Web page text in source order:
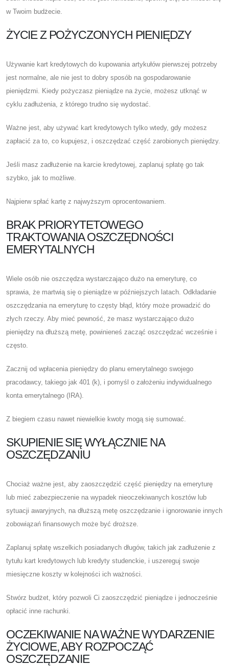
w Twoim budżecie.
ŻYCIE Z POŻYCZONYCH PIENIĘDZY
Używanie kart kredytowych do kupowania artykułów pierwszej potrzeby
jest normalne, ale nie jest to dobry sposób na gospodarowanie
pieniędzmi. Kiedy pożyczasz pieniądze na życie, możesz utknąć w
cyklu zadłużenia, z którego trudno się wydostać.
Ważne jest, aby używać kart kredytowych tylko wtedy, gdy możesz
zapłacić za to, co kupujesz, i oszczędzać część zarobionych pieniędzy.
Jeśli masz zadłużenie na karcie kredytowej, zaplanuj spłatę go tak
szybko, jak to możliwe.
Najpierw spłać kartę z najwyższym oprocentowaniem.
BRAK PRIORYTETOWEGO
TRAKTOWANIA OSZCZĘDNOŚCI
EMERYTALNYCH
Wiele osób nie oszczędza wystarczająco dużo na emeryturę, co
sprawia, że ​​martwią się o pieniądze w późniejszych latach. Odkładanie
oszczędzania na emeryturę to częsty błąd, który może prowadzić do
złych rzeczy. Aby mieć pewność, że masz wystarczająco dużo
pieniędzy na dłuższą metę, powinieneś zacząć oszczędzać wcześnie i
często.
Zacznij od wpłacenia pieniędzy do planu emerytalnego swojego
pracodawcy, takiego jak 401 (k), i pomyśl o założeniu indywidualnego
konta emerytalnego (IRA).
Z biegiem czasu nawet niewielkie kwoty mogą się sumować.
SKUPIENIE SIĘ WYŁĄCZNIE NA
OSZCZĘDZANIU
Chociaż ważne jest, aby zaoszczędzić część pieniędzy na emeryturę
lub mieć zabezpieczenie na wypadek nieoczekiwanych kosztów lub
sytuacji awaryjnych, na dłuższą metę oszczędzanie i ignorowanie innych
zobowiązań finansowych może być droższe.
Zaplanuj spłatę wszelkich posiadanych długów, takich jak zadłużenie z
tytułu kart kredytowych lub kredyty studenckie, i uszereguj swoje
miesięczne koszty w kolejności ich ważności.
Stwórz budżet, który pozwoli Ci zaoszczędzić pieniądze i jednocześnie
opłacić inne rachunki.
OCZEKIWANIE NA WAŻNE WYDARZENIE
ŻYCIOWE, ABY ROZPOCZĄĆ
OSZCZĘDZANIE